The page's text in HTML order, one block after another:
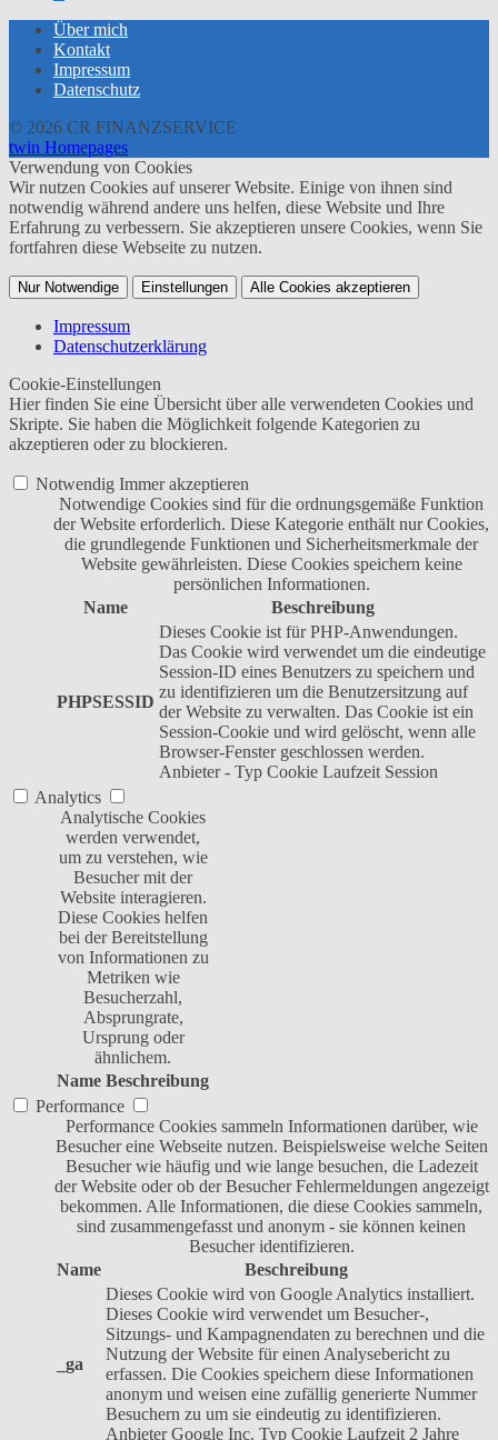
Über mich
Kontakt
Impressum
Datenschutz
© 2026 CR FINANZSERVICE
twin Homepages
Verwendung von Cookies
Wir nutzen Cookies auf unserer Website. Einige von ihnen sind
notwendig während andere uns helfen, diese Website und Ihre
Erfahrung zu verbessern. Sie akzeptieren unsere Cookies, wenn Sie
fortfahren diese Webseite zu nutzen.
Nur Notwendige Einstellungen Alle Cookies akzeptieren
Impressum
Datenschutzerklärung
Cookie-Einstellungen
Hier finden Sie eine Übersicht über alle verwendeten Cookies und
Skripte. Sie haben die Möglichkeit folgende Kategorien zu
akzeptieren oder zu blockieren.
Notwendig Immer akzeptieren
Notwendige Cookies sind für die ordnungsgemäße Funktion
der Website erforderlich. Diese Kategorie enthält nur Cookies,
die grundlegende Funktionen und Sicherheitsmerkmale der
Website gewährleisten. Diese Cookies speichern keine
persönlichen Informationen.
Name
Beschreibung
PHPSESSID
Dieses Cookie ist für PHP-Anwendungen.
Das Cookie wird verwendet um die eindeutige
Session-ID eines Benutzers zu speichern und
zu identifizieren um die Benutzersitzung auf
der Website zu verwalten. Das Cookie ist ein
Session-Cookie und wird gelöscht, wenn alle
Browser-Fenster geschlossen werden.
Anbieter - Typ Cookie Laufzeit Session
Analytics
Analytische Cookies
werden verwendet,
um zu verstehen, wie
Besucher mit der
Website interagieren.
Diese Cookies helfen
bei der Bereitstellung
von Informationen zu
Metriken wie
Besucherzahl,
Absprungrate,
Ursprung oder
ähnlichem.
Name Beschreibung
Performance
Performance Cookies sammeln Informationen darüber, wie
Besucher eine Webseite nutzen. Beispielsweise welche Seiten
Besucher wie häufig und wie lange besuchen, die Ladezeit
der Website oder ob der Besucher Fehlermeldungen angezeigt
bekommen. Alle Informationen, die diese Cookies sammeln,
sind zusammengefasst und anonym - sie können keinen
Besucher identifizieren.
Name
Beschreibung
_ga
Dieses Cookie wird von Google Analytics installiert.
Dieses Cookie wird verwendet um Besucher-,
Sitzungs- und Kampagnendaten zu berechnen und die
Nutzung der Website für einen Analysebericht zu
erfassen. Die Cookies speichern diese Informationen
anonym und weisen eine zufällig generierte Nummer
Besuchern zu um sie eindeutig zu identifizieren.
Anbieter Google Inc. Typ Cookie Laufzeit 2 Jahre